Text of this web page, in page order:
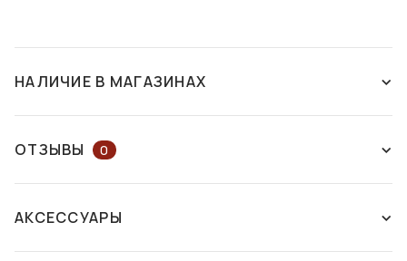
НАЛИЧИЕ В МАГАЗИНАХ
ОТЗЫВЫ 0
ВОПРОС КОНСУЛЬТАНТУ
АКСЕССУАРЫ